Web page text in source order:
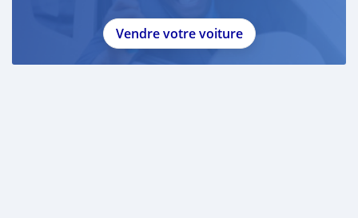
Vendre votre voiture